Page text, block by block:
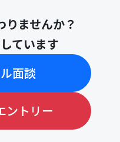
りませんか？
ています
面談
ントリー